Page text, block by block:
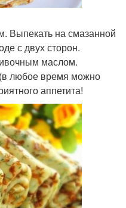
Выпекать на смазанной
с двух сторон.
маслом.
любое время можно
аппетита!